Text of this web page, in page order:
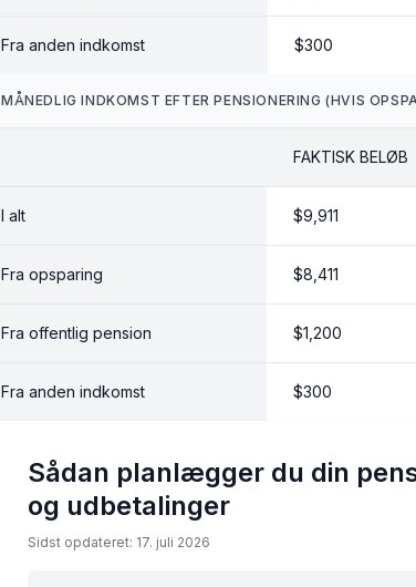
Fra anden indkomst $300
MÅNEDLIG INDKOMST EFTER PENSIONERING (HVIS
FAKTISK BELØB
I alt $9,911
Fra opsparing $8,411
Fra offentlig pension $1,200
Fra anden indkomst $300
Sådan planlægger du din
og udbetalinger
Sidst opdateret: 17. juli 2026